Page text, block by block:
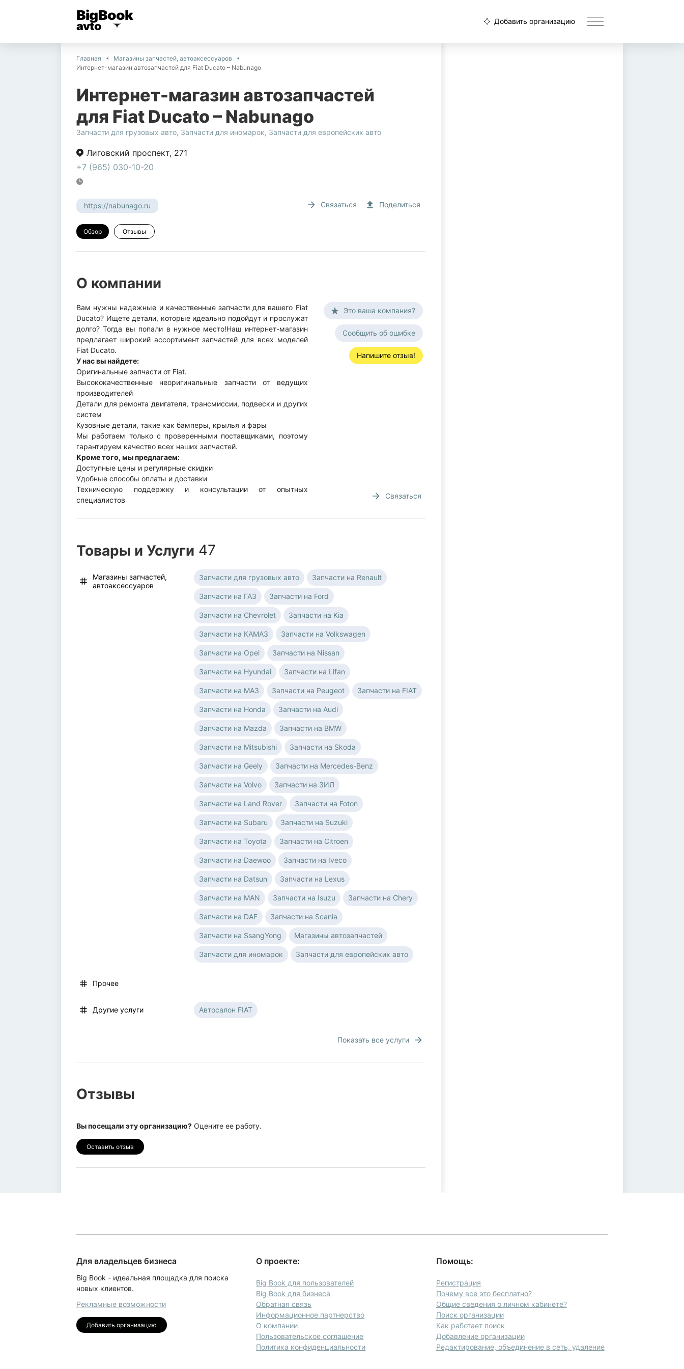
BigBook
avto Добавить организацию
Главная
Магазины запчастей, автоаксессуаров
Интернет-магазин автозапчастей для Fiat Ducato – Nabunago
Интернет-магазин автозапчастей
для Fiat Ducato – Nabunago
Запчасти для грузовых авто, Запчасти для иномарок, Запчасти для европейских авто
Лиговский проспект, 271
+7 (965) 030-10-20
https://nabunago.ru Связаться Поделиться
Обзор Отзывы
О компании
Вам нужны надежные и качественные запчасти для вашего Fiat
Ducato? Ищете детали, которые идеально подойдут и прослужат
долго? Тогда вы попали в нужное место!Наш интернет-магазин
предлагает широкий ассортимент запчастей для всех моделей
Fiat Ducato.
У нас вы найдете:
Оригинальные запчасти от Fiat.
Высококачественные неоригинальные запчасти от ведущих
производителей
Детали для ремонта двигателя, трансмиссии, подвески и других
систем
Кузовные детали, такие как бамперы, крылья и фары
Мы работаем только с проверенными поставщиками, поэтому
гарантируем качество всех наших запчастей.
Кроме того, мы предлагаем:
Доступные цены и регулярные скидки
Удобные способы оплаты и доставки
Техническую поддержку и консультации от опытных
специалистов
Это ваша компания?
Сообщить об ошибке
Напишите отзыв!
Связаться
Товары и Услуги 47
Магазины запчастей,
автоаксессуаров
Запчасти для грузовых авто Запчасти на Renault
Запчасти на ГАЗ Запчасти на Ford
Запчасти на Chevrolet Запчасти на Kia
Запчасти на КАМАЗ Запчасти на Volkswagen
Запчасти на Opel Запчасти на Nissan
Запчасти на Hyundai Запчасти на Lifan
Запчасти на МАЗ Запчасти на Peugeot Запчасти на FIAT
Запчасти на Honda Запчасти на Audi
Запчасти на Mazda Запчасти на BMW
Запчасти на Mitsubishi Запчасти на Skoda
Запчасти на Geely Запчасти на Mercedes-Benz
Запчасти на Volvo Запчасти на ЗИЛ
Запчасти на Land Rover Запчасти на Foton
Запчасти на Subaru Запчасти на Suzuki
Запчасти на Toyota Запчасти на Citroen
Запчасти на Daewoo Запчасти на Iveco
Запчасти на Datsun Запчасти на Lexus
Запчасти на MAN Запчасти на Isuzu Запчасти на Chery
Запчасти на DAF Запчасти на Scania
Запчасти на SsangYong Магазины автозапчастей
Запчасти для иномарок Запчасти для европейских авто
Прочее
Другие услуги Автосалон FIAT
Показать все услуги
Отзывы
Вы посещали эту организацию? Оцените ее работу.
Оставить отзыв
Для владельцев бизнеса
Big Book - идеальная площадка для поиска
новых клиентов.
Рекламные возможности
Добавить организацию
О проекте:
Big Book для пользователей
Big Book для бизнеса
Обратная связь
Информационное партнерство
О компании
Пользовательское соглашение
Политика конфиденциальности
Помощь:
Регистрация
Почему все это бесплатно?
Общие сведения о личном кабинете?
Поиск организации
Как работает поиск
Добавление организации
Редактирование, объединение в сеть, удаление